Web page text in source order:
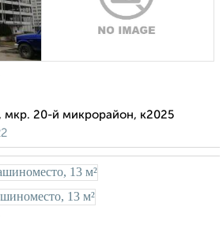
мкр. 20-й микрорайон, к2025